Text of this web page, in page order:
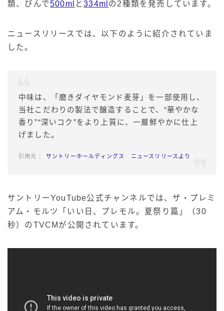
類、びんで500ml と334ml の2種類を発売しています。
ニュースリリースでは、以下のように紹介されていま
した。
中味は、「磨きダイヤモンド麦芽」を一部使用し、
当社こだわりの製法で醸造することで、“華やかな
香り”“深いコク”をより上質に、一層鮮やかに仕上
げました。
サントリーホールディングス ニュースリリースより
サントリーYouTube公式チャンネルでは、ザ・プレミ
アム・モルツ「いい日、プレモル。夏祭り篇」（30
秒）のTVCMが公開されています。